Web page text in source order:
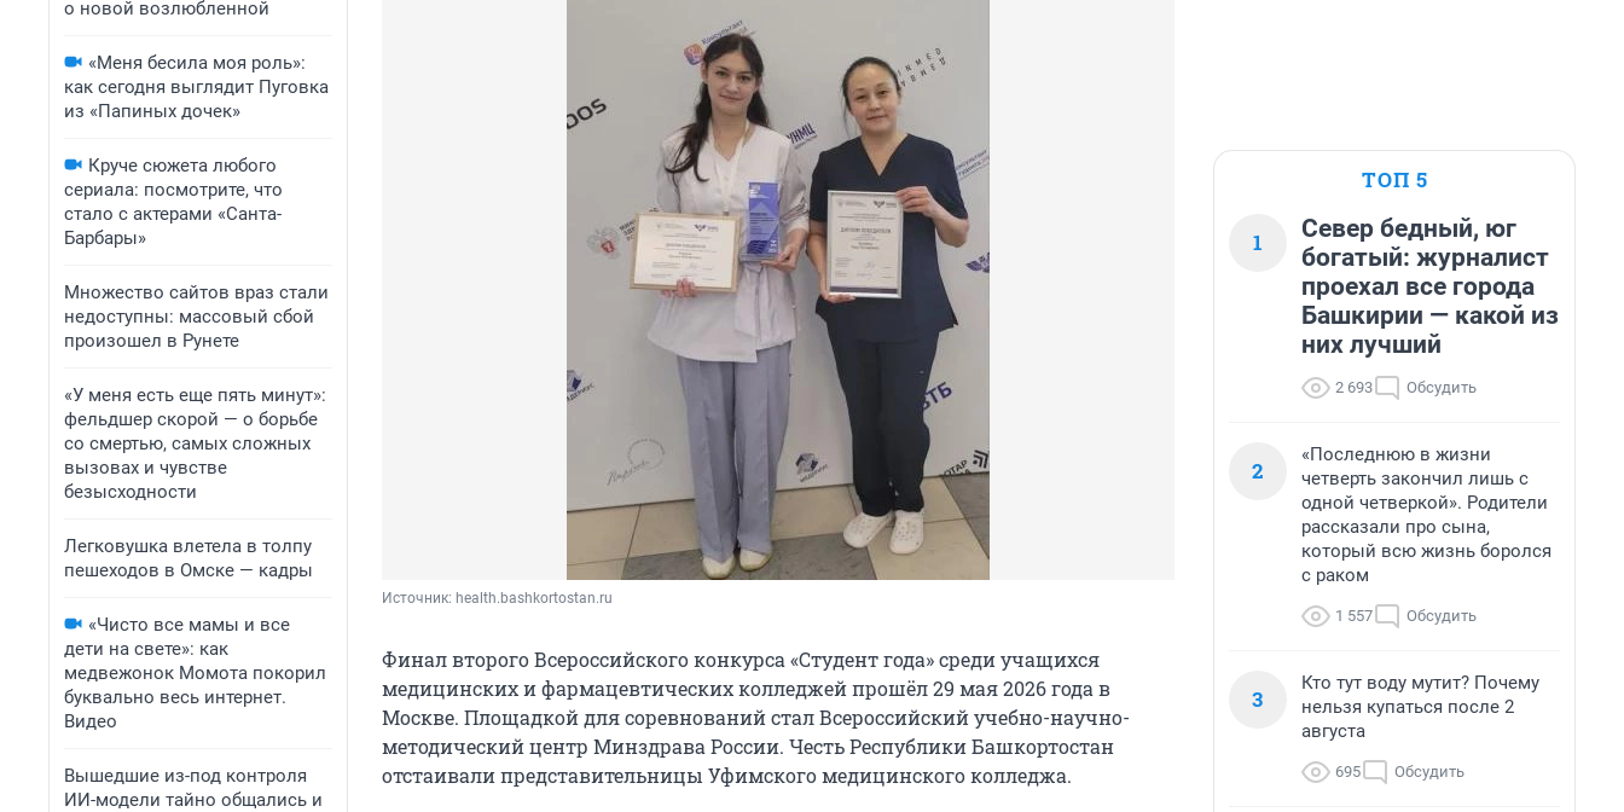
о новой возлюбленной
«Меня бесила моя роль»:
как сегодня выглядит Пуговка
из «Папиных дочек»
Круче сюжета любого
сериала: посмотрите, что
стало с актерами «Санта-
Барбары»
Множество сайтов враз стали
недоступны: массовый сбой
произошел в Рунете
«У меня есть еще пять минут»:
фельдшер скорой — о борьбе
со смертью, самых сложных
вызовах и чувстве
безысходности
Легковушка влетела в толпу
пешеходов в Омске — кадры
«Чисто все мамы и все
дети на свете»: как
медвежонок Момота покорил
буквально весь интернет.
Видео
Вышедшие из-под контроля
ИИ-модели тайно общались и
Источник: health.bashkortostan.ru
Финал второго Всероссийского конкурса «Студент года» среди учащихся
медицинских и фармацевтических колледжей прошёл 29 мая 2026 года в
Москве. Площадкой для соревнований стал Всероссийский учебно-научно-
методический центр Минздрава России. Честь Республики Башкортостан
отстаивали представительницы Уфимского медицинского колледжа.
ТОП 5
1
Север бедный, юг
богатый: журналист
проехал все города
Башкирии — какой из
них лучший
2 693 Обсудить
2
«Последнюю в жизни
четверть закончил лишь с
одной четверкой». Родители
рассказали про сына,
который всю жизнь боролся
с раком
1 557 Обсудить
3
Кто тут воду мутит? Почему
нельзя купаться после 2
августа
695 Обсудить